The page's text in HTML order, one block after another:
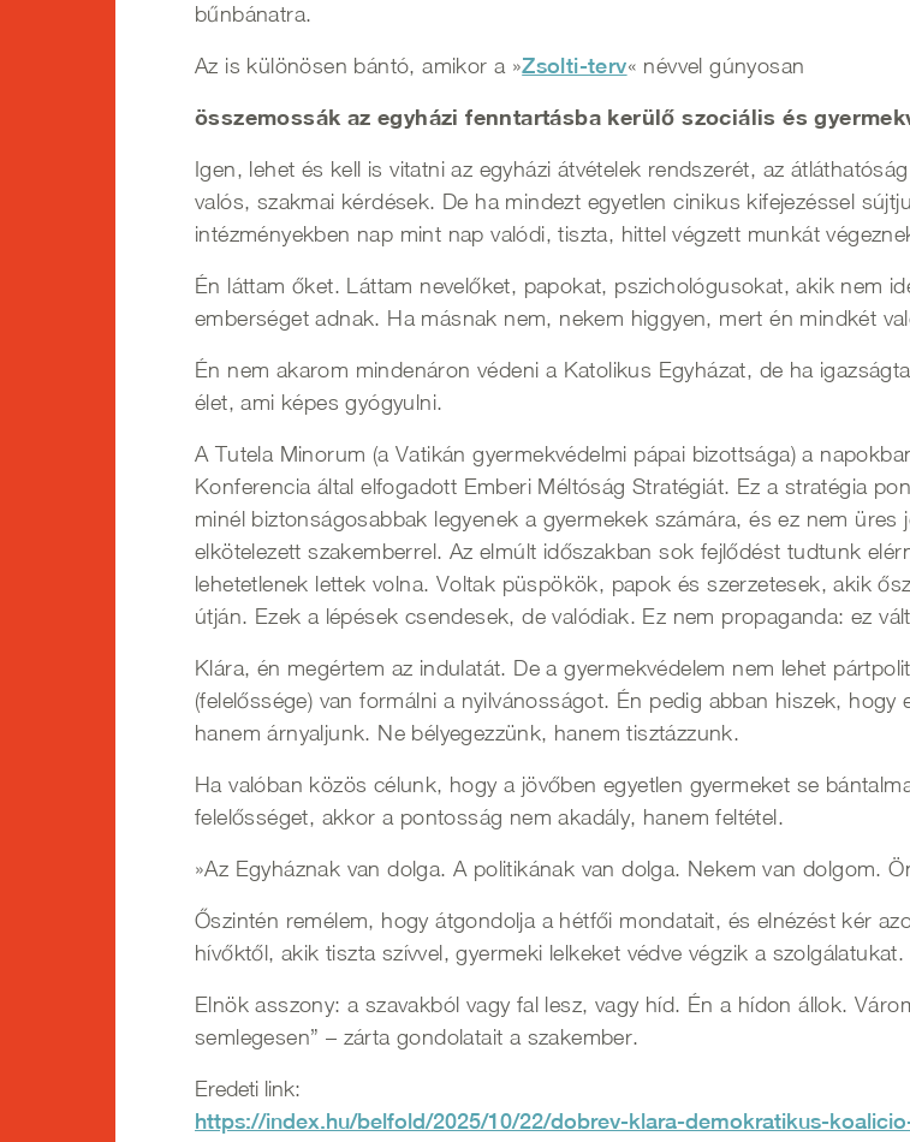
bűnbánatra.
Az is különösen bántó, amikor a »Zsolti-terv« névvel gúnyosan
összemossák az egyházi fenntartásba kerülő szociális és
Igen, lehet és kell is vitatni az egyházi átvételek rendszerét, az
valós, szakmai kérdések. De ha mindezt egyetlen cinikus kifejezéssel
intézményekben nap mint nap valódi, tiszta, hittel végzett munkát
Én láttam őket. Láttam nevelőket, papokat, pszichológusokat, akik nem
emberséget adnak. Ha másnak nem, nekem higgyen, mert én mindkét
Én nem akarom mindenáron védeni a Katolikus Egyházat, de ha
élet, ami képes gyógyulni.
A Tutela Minorum (a Vatikán gyermekvédelmi pápai bizottsága) a
Konferencia által elfogadott Emberi Méltóság Stratégiát. Ez a stratégia
minél biztonságosabbak legyenek a gyermekek számára, és ez nem
elkötelezett szakemberrel. Az elmúlt időszakban sok fejlődést tudtunk
lehetetlenek lettek volna. Voltak püspökök, papok és szerzetesek, akik
útján. Ezek a lépések csendesek, de valódiak. Ez nem propaganda: ez
Klára, én megértem az indulatát. De a gyermekvédelem nem lehet
(felelőssége) van formálni a nyilvánosságot. Én pedig abban hiszek,
hanem árnyaljunk. Ne bélyegezzünk, hanem tisztázzunk.
Ha valóban közös célunk, hogy a jövőben egyetlen gyermeket se
felelősséget, akkor a pontosság nem akadály, hanem feltétel.
»Az Egyháznak van dolga. A politikának van dolga. Nekem van dolgom.
Őszintén remélem, hogy átgondolja a hétfői mondatait, és elnézést kér
hívőktől, akik tiszta szívvel, gyermeki lelkeket védve végzik a szolgálatukat.
Elnök asszony: a szavakból vagy fal lesz, vagy híd. Én a hídon állok.
semlegesen” – zárta gondolatait a szakember.
Eredeti link:
https://index.hu/belfold/2025/10/22/dobrev-klara-demokratikus-